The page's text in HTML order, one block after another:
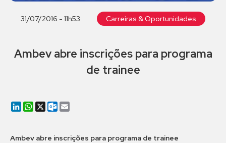
31/07/2016 - 11h53 Carreiras & Oportunidades
Ambev abre inscrições para programa
de trainee
LinkedIn
WhatsApp
X Outlook.com
Ambev abre inscrições para programa de trainee